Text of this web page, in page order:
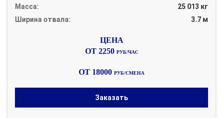
Масса:
25 013 кг
Ширина отвала:
3.7 м
ОТ 2250 РУБ/ЧАС
ОТ 18000 РУБ/СМЕНА
Заказать